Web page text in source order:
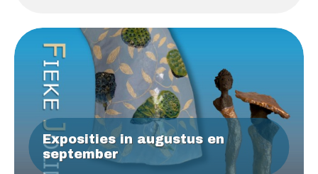
Exposities in augustus en
september